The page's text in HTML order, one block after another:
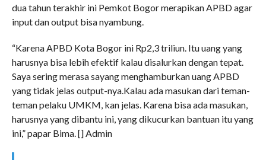
dua tahun terakhir ini Pemkot Bogor merapikan APBD agar
input dan output bisa nyambung.
“Karena APBD Kota Bogor ini Rp2,3 triliun. Itu uang yang
harusnya bisa lebih efektif kalau disalurkan dengan tepat.
Saya sering merasa sayang menghamburkan uang APBD
yang tidak jelas output-nya.Kalau ada masukan dari teman-
teman pelaku UMKM, kan jelas. Karena bisa ada masukan,
harusnya yang dibantu ini, yang dikucurkan bantuan itu yang
ini,” papar Bima. [] Admin